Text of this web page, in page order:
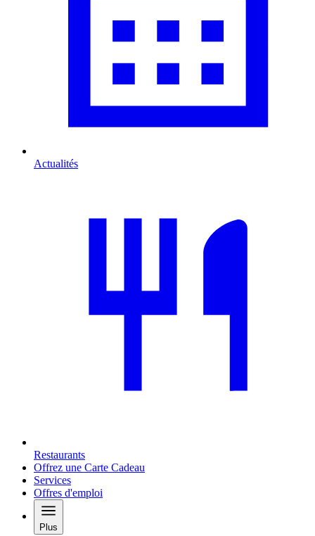
Actualités
Restaurants
Offrez une Carte Cadeau
Services
Offres d'emploi
Plus